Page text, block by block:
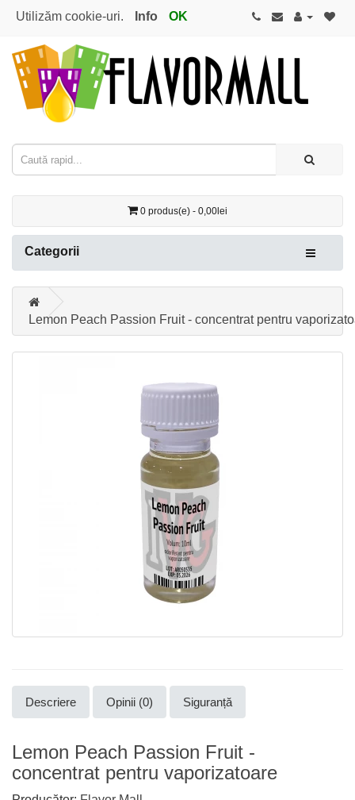
Utilizăm cookie-uri. Info OK
0 produs(e) - 0,00lei
Categorii
Lemon Peach Passion Fruit - concentrat pentru
Descriere Opinii (0) Siguranță
Lemon Peach Passion Fruit -
concentrat pentru vaporizatoare